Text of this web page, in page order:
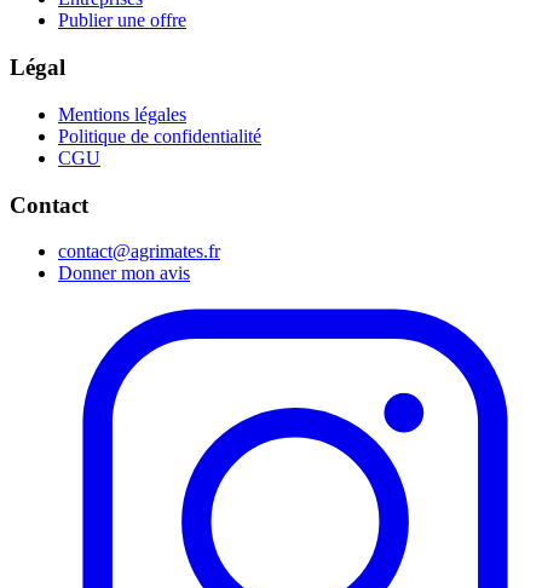
Publier une offre
Légal
Mentions légales
Politique de confidentialité
CGU
Contact
contact@agrimates.fr
Donner mon avis